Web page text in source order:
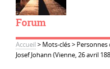
Forum
Accueil > Mots-clés> Personnes
Josef Johann (Vienne, 26 avril